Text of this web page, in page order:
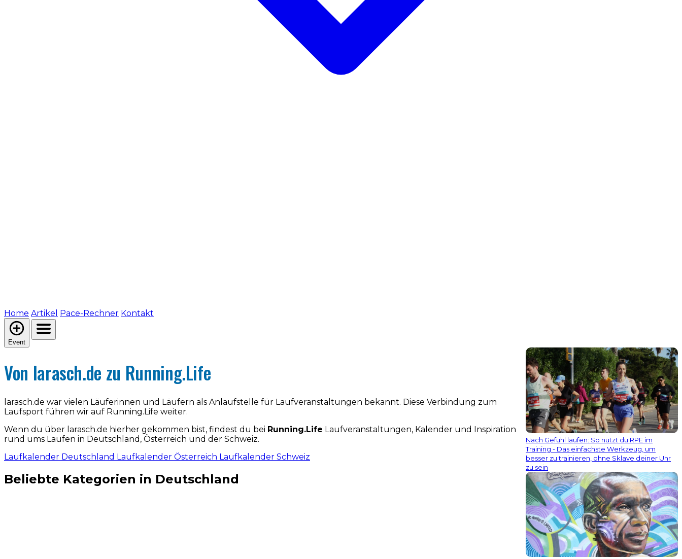
Home Artikel Pace-Rechner Kontakt
Event
Von larasch.de zu Running.Life
larasch.de war vielen Läuferinnen und Läufern als Anlaufstelle für Laufveranstaltungen bekannt. Diese Verbindung zum
Laufsport führen wir auf Running.Life weiter.
Wenn du über larasch.de hierher gekommen bist, findest du bei Running.Life Laufveranstaltungen, Kalender und Inspiration
rund ums Laufen in Deutschland, Österreich und der Schweiz.
Laufkalender Deutschland Laufkalender Österreich Laufkalender Schweiz
Beliebte Kategorien in Deutschland
Nach Gefühl laufen: So nutzt du RPE im
Training - Das einfachste Werkzeug, um
besser zu trainieren, ohne Sklave deiner Uhr
zu sein